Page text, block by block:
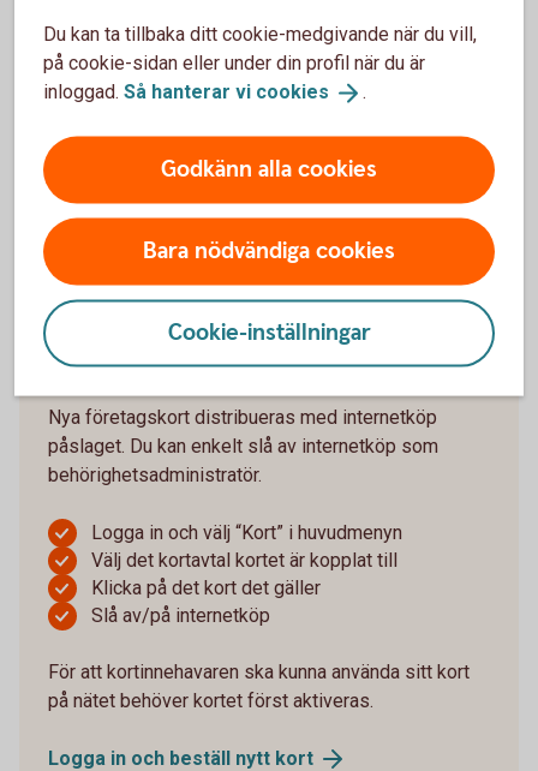
om det behöver aktiveras
Fyll i utgångsdatum och klicka på “Aktivera”
ett ersättningskort, gör du det genom en första
transaktion i butik eller i någon av bankomats
automater.
Logga in och aktiverabankkort
Slå av eller på internetköp
Nya företagskort distribueras med internetköp
påslaget. Du kan enkelt slå av internetköp som
behörighetsadministratör.
Logga in och välj “Kort” i huvudmenyn
Välj det kortavtal kortet är kopplat till
Klicka på det kort det gäller
Slå av/på internetköp
För att kortinnehavaren ska kunna använda sitt kort
på nätet behöver kortet först aktiveras.
Logga in och beställ nytt kort
Du kan ta tillbaka ditt cookie-medgivande när du vill,
på cookie-sidan eller under din profil när du är
inloggad. Så hanterar vi cookies .
Godkänn alla cookies
Bara nödvändiga cookies
Cookie-inställningar